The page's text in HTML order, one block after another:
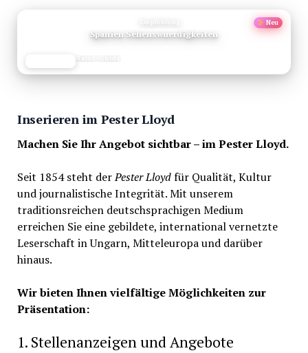
Neu
Spanien Sehenswuerdigkeiten
Reise-Guide
Inserieren im Pester Lloyd
Machen Sie Ihr Angebot sichtbar – im Pester Lloyd.
Seit 1854 steht derPester Lloydfür Qualität, Kultur
und journalistische Integrität. Mit unserem
traditionsreichen deutschsprachigen Medium
erreichen Sie eine gebildete, international vernetzte
Leserschaft in Ungarn, Mitteleuropa und darüber
hinaus.
Wir bieten Ihnen vielfältige Möglichkeiten zur
Präsentation:
1. Stellenanzeigen und Angebote